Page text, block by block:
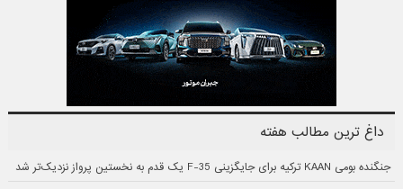
داغ ترین مطالب هفته
جنگنده بومی KAAN ترکیه برای جایگزینی F-35 یک قدم به نخستین پرواز نزدیک‌تر شد